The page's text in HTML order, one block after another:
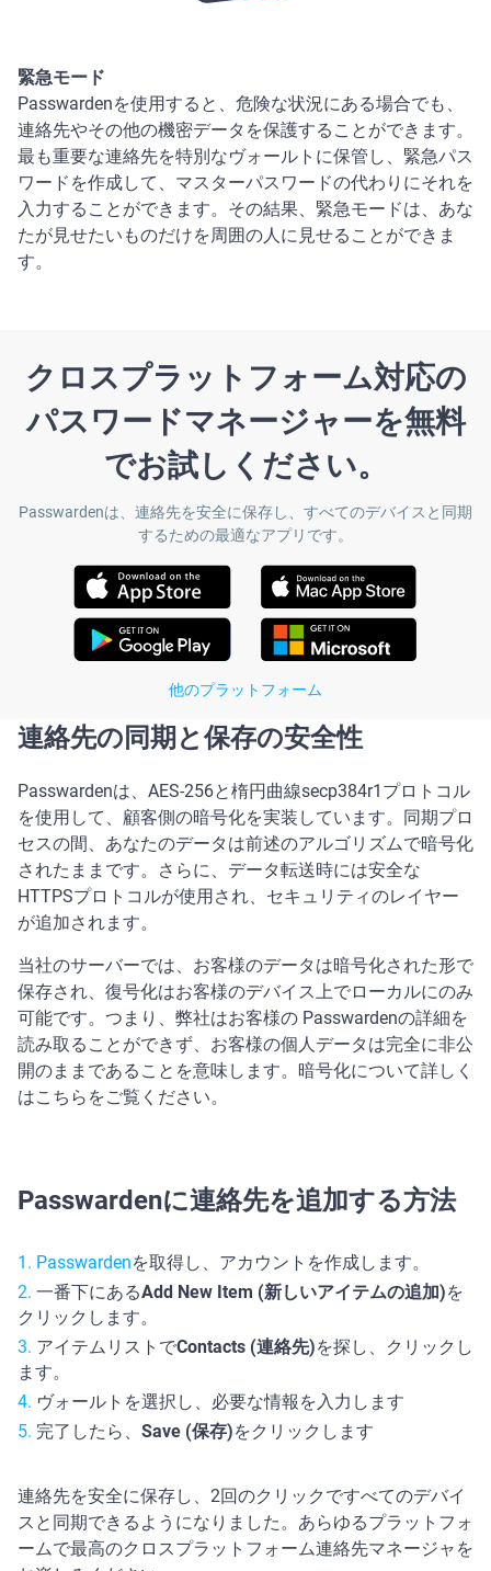
緊急モード
Passwardenを使用すると、危険な状況にある場合でも、
連絡先やその他の機密データを保護することができます。
最も重要な連絡先を特別なヴォールトに保管し、緊急パス
ワードを作成して、マスターパスワードの代わりにそれを
入力することができます。その結果、緊急モードは、あな
たが見せたいものだけを周囲の人に見せることができま
す。
クロスプラットフォーム対応の
パスワードマネージャーを無料
でお試しください。
Passwardenは、連絡先を安全に保存し、すべてのデバイスと同期
するための最適なアプリです。
他のプラットフォーム
連絡先の同期と保存の安全性
Passwardenは、AES-256と楕円曲線secp384r1プロトコル
を使用して、顧客側の暗号化を実装しています。同期プロ
セスの間、あなたのデータは前述のアルゴリズムで暗号化
されたままです。さらに、データ転送時には安全な
HTTPSプロトコルが使用され、セキュリティのレイヤー
が追加されます。
当社のサーバーでは、お客様のデータは暗号化された形で
保存され、復号化はお客様のデバイス上でローカルにのみ
可能です。つまり、弊社はお客様の Passwardenの詳細を
読み取ることができず、お客様の個人データは完全に非公
開のままであることを意味します。暗号化について詳しく
はこちらをご覧ください。
Passwardenに連絡先を追加する方法
Passwardenを取得し、アカウントを作成します。
一番下にあるAdd New Item (新しいアイテムの追加)を
クリックします。
アイテムリストでContacts (連絡先)を探し、クリックし
ます。
ヴォールトを選択し、必要な情報を入力します
完了したら、 Save (保存)をクリックします
連絡先を安全に保存し、2回のクリックですべてのデバイ
スと同期できるようになりました。あらゆるプラットフォ
ームで最高のクロスプラットフォーム連絡先マネージャを